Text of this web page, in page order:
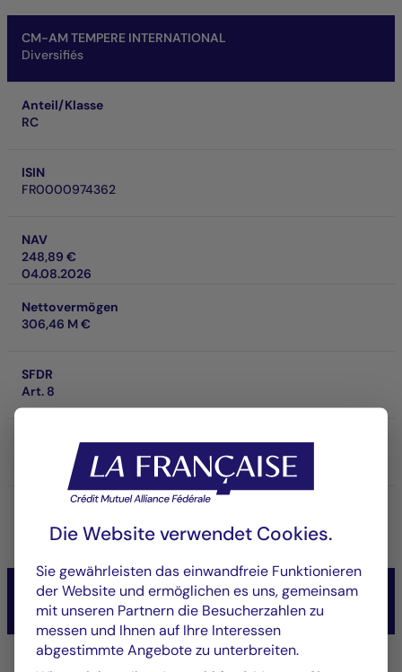
CM-AM TEMPERE INTERNATIONAL
Diversifiés
Anteil/Klasse
RC
ISIN
FR0000974362
NAV
248,89 €
04.08.2026
Nettovermögen
306,46 M €
SFDR
Art. 8
21,40 %
3 ans
CM-AM TEMPERE INTERNATIONAL
Diversifiés
Anteil/Klasse
Die Website verwendet Cookies.
Sie gewährleisten das einwandfreie Funktionieren
der Website und ermöglichen es uns, gemeinsam
mit unseren Partnern die Besucherzahlen zu
messen und Ihnen auf Ihre Interessen
abgestimmte Angebote zu unterbreiten.